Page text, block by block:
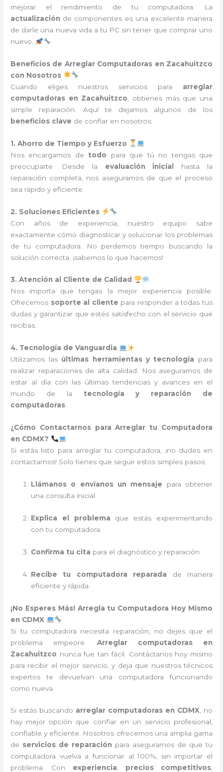
mejorar el rendimiento de tu computadora. La
actualización de componentes es una excelente manera
de darle una nueva vida a tu PC sin tener que comprar uno
nuevo.
Beneficios de Arreglar Computadoras en Zacahuitzco
con Nosotros
Cuando eliges nuestros servicios para arreglar
computadoras en Zacahuitzco , obtienes más que una
simple reparación. Aquí te dejamos algunos de los
beneficios clave de confiar en nosotros:
1. Ahorro de Tiempo y Esfuerzo
Nos encargamos de todo para que tú no tengas que
preocuparte. Desde la evaluación inicial
hasta la
reparación completa, nos aseguramos de que el proceso
sea rápido y eficiente.
2. Soluciones Eficientes
Con años de experiencia, nuestro equipo sabe
exactamente cómo diagnosticar y solucionar los problemas
de tu computadora. No perdemos tiempo buscando la
solución correcta, ¡sabemos lo que hacemos!
3. Atención al Cliente de Calidad
Nos importa que tengas la mejor experiencia posible.
Ofrecemos soporte al cliente para responder a todas tus
dudas y garantizar que estés satisfecho con el servicio que
recibas.
4. Tecnología de Vanguardia
Utilizamos las últimas herramientas y tecnología para
realizar reparaciones de alta calidad. Nos aseguramos de
estar al día con las últimas tendencias y avances en el
mundo de la tecnología y reparación de
computadoras.
¿Cómo Contactarnos para Arreglar tu Computadora
en CDMX?
Si estás listo para arreglar tu computadora, ¡no dudes en
contactarnos! Solo tienes que seguir estos simples pasos:
Llámanos o envíanos un mensaje para obtener
una consulta inicial.
Explica el problema que estás experimentando
con tu computadora.
Confirma tu cita para el diagnóstico y reparación.
Recibe tu computadora reparada de manera
eficiente y rápida.
¡No Esperes Más! Arregla tu Computadora Hoy Mismo
en CDMX
Si tu computadora necesita reparación, no dejes que el
problema empeore. Arreglar computadoras en
Zacahuitzco nunca fue tan fácil. Contáctanos hoy mismo
para recibir el mejor servicio, y deja que nuestros técnicos
expertos te devuelvan una computadora funcionando
como nueva.
Si estás buscando arreglar computadoras en CDMX, no
hay mejor opción que confiar en un servicio profesional,
confiable y eficiente. Nosotros ofrecemos una amplia gama
de servicios de reparación para asegurarnos de que tu
computadora vuelva a funcionar al 100%, sin importar el
problema. Con experiencia, precios competitivos,